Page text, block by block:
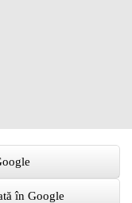
în Google